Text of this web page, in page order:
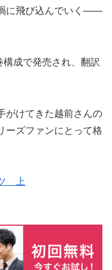
に飛び込んでいく——
成で発売され、翻訳
がけてきた越前さんの
ーズファンにとって格
ツ 上